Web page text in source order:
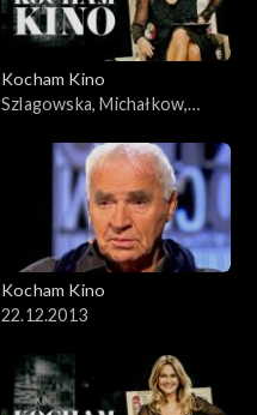
Kocham Kino
Szlagowska, Michałkow,
Kocham Kino
22.12.2013